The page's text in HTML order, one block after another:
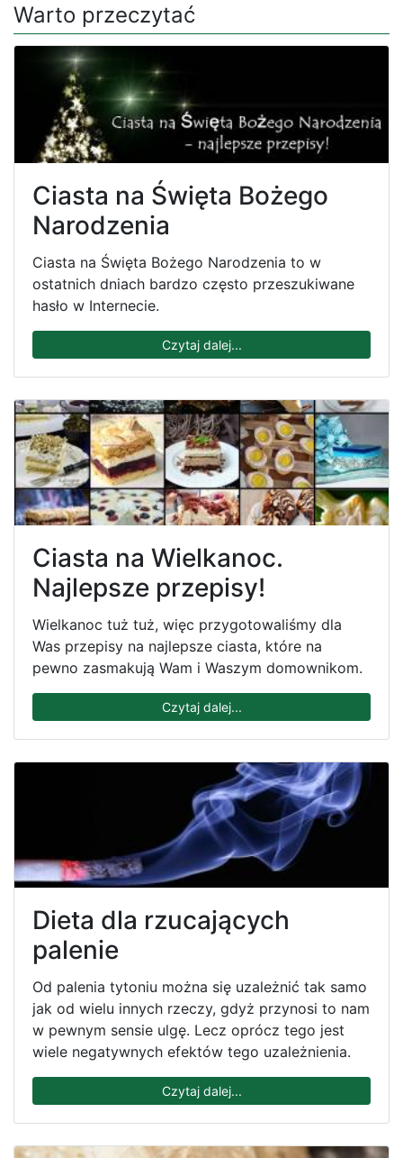
Warto przeczytać
Ciasta na Święta Bożego
Narodzenia
Ciasta na Święta Bożego Narodzenia to w
ostatnich dniach bardzo często przeszukiwane
hasło w Internecie.
Czytaj dalej...
Ciasta na Wielkanoc.
Najlepsze przepisy!
Wielkanoc tuż tuż, więc przygotowaliśmy dla
Was przepisy na najlepsze ciasta, które na
pewno zasmakują Wam i Waszym domownikom.
Czytaj dalej...
Dieta dla rzucających
palenie
Od palenia tytoniu można się uzależnić tak samo
jak od wielu innych rzeczy, gdyż przynosi to nam
w pewnym sensie ulgę. Lecz oprócz tego jest
wiele negatywnych efektów tego uzależnienia.
Czytaj dalej...